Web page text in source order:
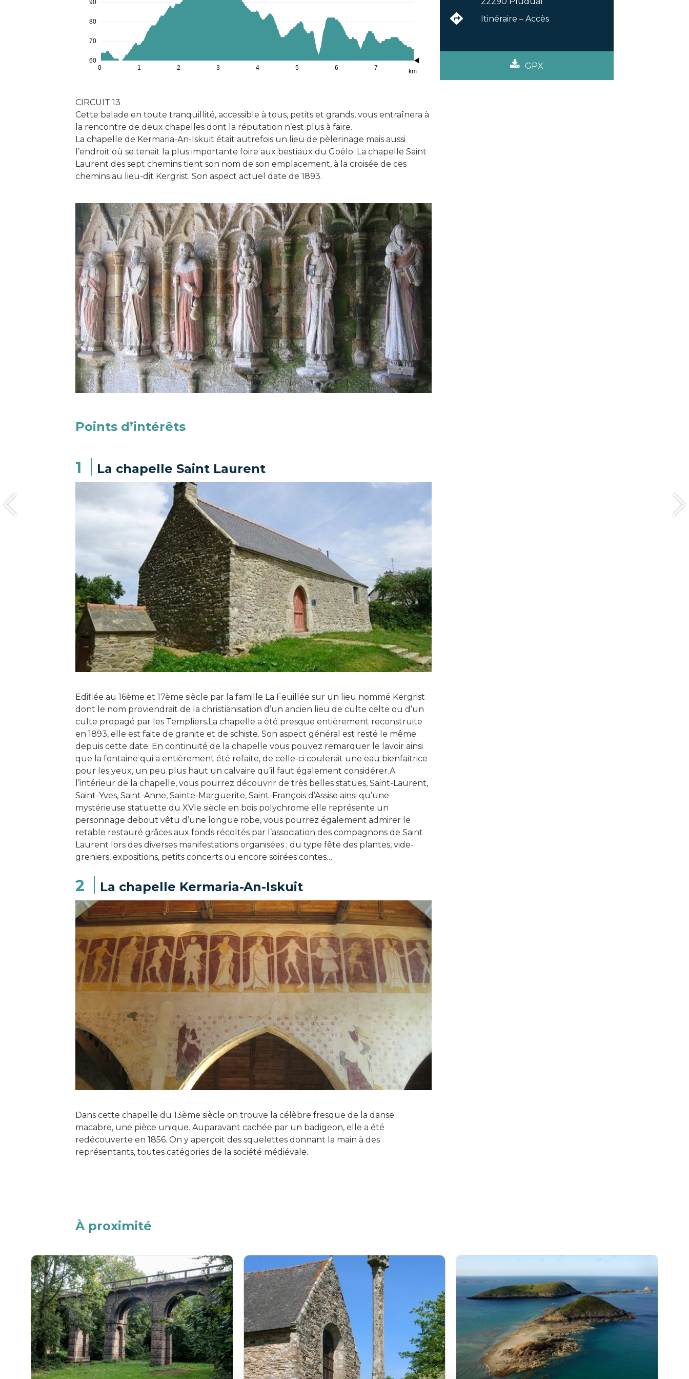
0 1 2 3 4 5 6 7
km
60
70
80
90
CIRCUIT 13
Cette balade en toute tranquillité, accessible à tous, petits et grands, vous entraînera à
la rencontre de deux chapelles dont la réputation n’est plus à faire.
La chapelle de Kermaria-An-Iskuit était autrefois un lieu de pèlerinage mais aussi
l’endroit où se tenait la plus importante foire aux bestiaux du Goëlo. La chapelle Saint
Laurent des sept chemins tient son nom de son emplacement, à la croisée de ces
chemins au lieu-dit Kergrist. Son aspect actuel date de 1893.
Points d’intérêts
1 La chapelle Saint Laurent
Edifiée au 16ème et 17ème siècle par la famille La Feuillée sur un lieu nommé Kergrist
dont le nom proviendrait de la christianisation d’un ancien lieu de culte celte ou d’un
culte propagé par les Templiers.La chapelle a été presque entièrement reconstruite
en 1893, elle est faite de granite et de schiste. Son aspect général est resté le même
depuis cette date. En continuité de la chapelle vous pouvez remarquer le lavoir ainsi
que la fontaine qui a entièrement été refaite, de celle-ci coulerait une eau bienfaitrice
pour les yeux, un peu plus haut un calvaire qu’il faut également considérer.A
l’intérieur de la chapelle, vous pourrez découvrir de très belles statues, Saint-Laurent,
Saint-Yves, Saint-Anne, Sainte-Marguerite, Saint-François d’Assise ainsi qu’une
mystérieuse statuette du XVIe siècle en bois polychrome elle représente un
personnage debout vêtu d’une longue robe, vous pourrez également admirer le
retable restauré grâces aux fonds récoltés par l’association des compagnons de Saint
Laurent lors des diverses manifestations organisées ; du type fête des plantes, vide-
greniers, expositions, petits concerts ou encore soirées contes…
2 La chapelle Kermaria-An-Iskuit
Dans cette chapelle du 13ème siècle on trouve la célèbre fresque de la danse
macabre, une pièce unique. Auparavant cachée par un badigeon, elle a été
redécouverte en 1856. On y aperçoit des squelettes donnant la main à des
représentants, toutes catégories de la société médiévale.
Itinéraire – Accès
GPX
À proximité